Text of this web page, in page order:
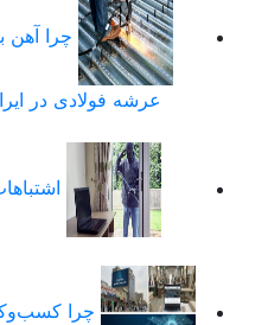
چرا آهن بتا،
عرشه فولادی در ایران است؟
اشتباهات رایج
تاریخ
چرا کسب‌وکارهای